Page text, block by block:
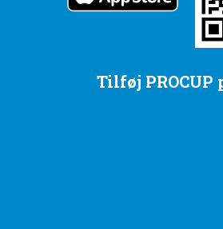
Tilføj PROCUP